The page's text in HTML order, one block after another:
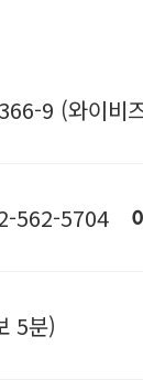
9 (와이비
562-5704
5분)